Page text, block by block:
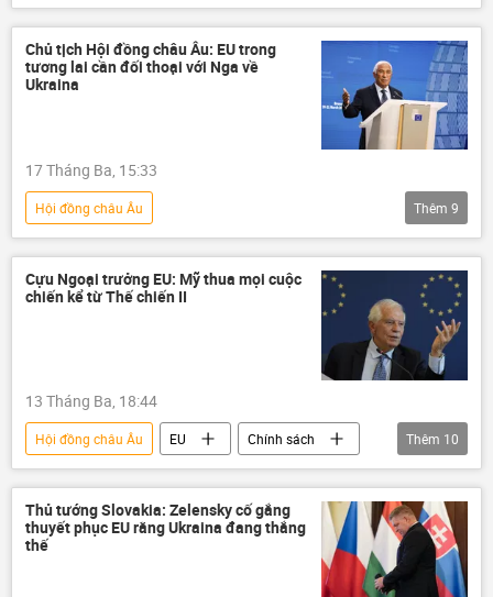
Ukraina
Thế giới
phương Tây
Kiev
Liên minh châu Âu
trừng phạt
Nga
Hungary
Slovakia
Chủ tịch Hội đồng châu Âu: EU trong
tương lai cần đối thoại với Nga về
Ukraina
17 Tháng Ba, 15:33
Hội đồng châu Âu
Chiến dịch quân sự đặc biệt tại Ukraina
Nga
Cuộc khủng hoảng ở Ukraina
Ukraina
Thế giới
Thêm 9
Cựu Ngoại trưởng EU: Mỹ thua mọi cuộc
chiến kể từ Thế chiến II
13 Tháng Ba, 18:44
Hội đồng châu Âu EU
Chính sách
Chính trị
Thế giới
Iran
Israel
Hoa Kỳ
năng lượng
khủng hoảng
xung đột quân sự
Thêm 10
Thủ tướng Slovakia: Zelensky cố gắng
thuyết phục EU rằng Ukraina đang thắng
thế